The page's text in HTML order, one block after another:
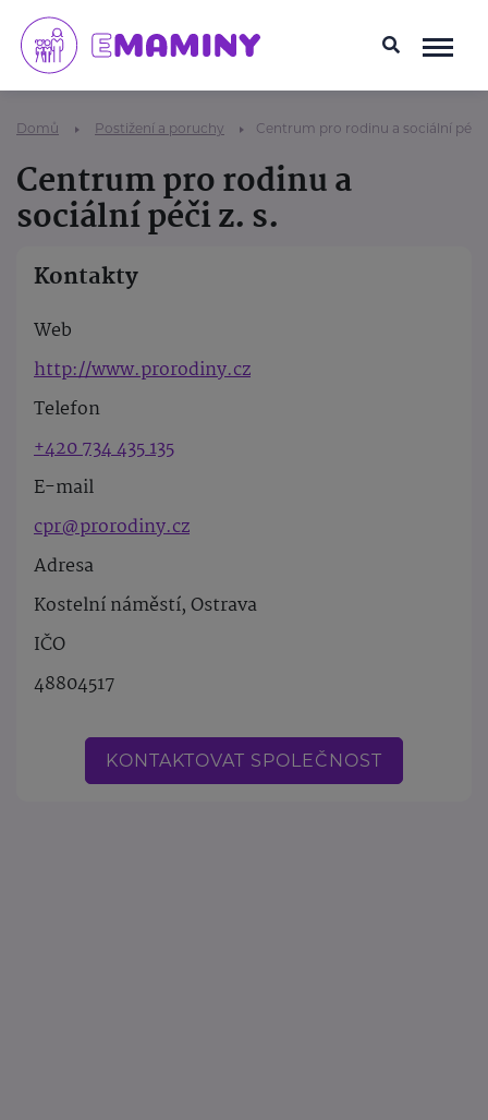
Domů Postižení a poruchy Centrum pro rodinu a sociální péči
Centrum pro rodinu a
sociální péči z. s.
Kontakty
Web
http://www.prorodiny.cz
Telefon
+420 734 435 135
E-mail
cpr@prorodiny.cz
Adresa
Kostelní náměstí, Ostrava
IČO
48804517
KONTAKTOVAT SPOLEČNOST